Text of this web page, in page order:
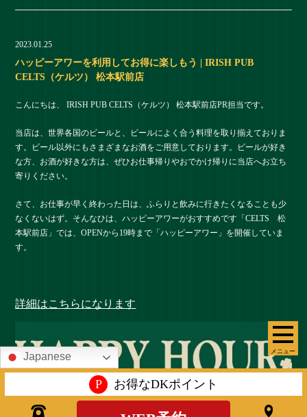
メニュー
2023.01.25
ハッピーアワーを利用してお得に楽しもう | IRISH PUB
CELTS（ケルツ） 松本駅前店
こんにちは、 IRISH PUB CELTS（ケルツ） 松本駅前店PR担当です。
当店は、世界各国のビールと、ビールによく合う料理を取り揃えておりま
す。ビール以外にもさまざまなお酒をご用意しております。ビールが好き
な方、お酒が好きな方は、ぜひお仕事帰りやおでかけ帰りに当店へお立ち
寄りください。
さて、お仕事が早く終わった日は、ふらりと飲みに行きたくなることも少
なくないはず。そんなひは、ハッピーアワーがおすすめです「CELTS 松
本駅前店」では、OPENから19時まで「ハッピーアワー」を開催していま
す。
詳細はこちらになります
Japanese
P お得なDKポイント